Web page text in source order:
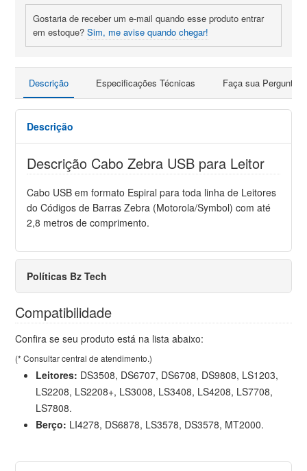
Gostaria de receber um e-mail quando esse produto entrar
em estoque?Sim, me avise quando chegar!
Descrição Especificações Técnicas Faça sua Pergunta
Descrição
Descrição Cabo Zebra USB para Leitor
Cabo USB em formato Espiral para toda linha de Leitores
do Códigos de Barras Zebra (Motorola/Symbol) com até
2,8 metros de comprimento.
Políticas Bz Tech
Compatibilidade
Confira se seu produto está na lista abaixo:
(* Consultar central de atendimento.)
Leitores: DS3508, DS6707, DS6708, DS9808, LS1203,
LS2208, LS2208+, LS3008, LS3408, LS4208, LS7708,
LS7808.
Berço: LI4278, DS6878, LS3578, DS3578, MT2000.